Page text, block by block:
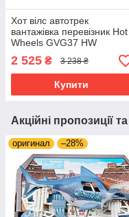
Хот вілс автотрек
вантажівка перевізник Hot
Wheels GVG37 HW
Speedway Hauler
2 525 ₴ 3 238 ₴
Купити
Акційні пропозиції
оригинал –28%